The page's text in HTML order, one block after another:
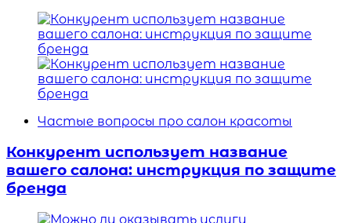
Частые вопросы про салон красоты
Конкурент использует название
вашего салона: инструкция по защите
бренда